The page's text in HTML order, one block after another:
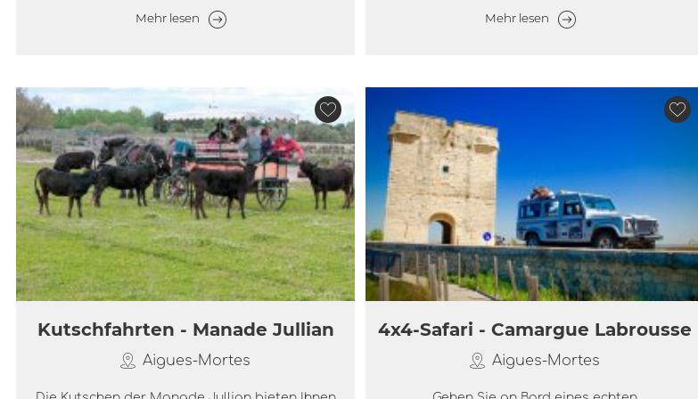
Mehr lesen Mehr lesen
Kutschfahrten - Manade Jullian
Aigues-Mortes
4x4-Safari - Camargue Labrousse
Aigues-Mortes